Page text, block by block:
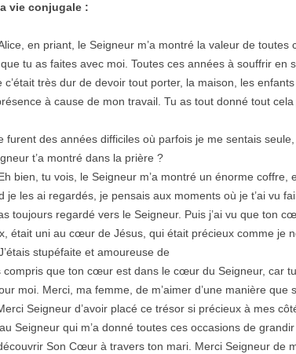
vie conjugale :
en priant, le Seigneur m’a montré la valeur de toutes
tu as faites avec moi. Toutes ces années à souffrir en
c’était très dur de devoir tout porter, la maison, les
à cause de mon travail. Tu as tout donné tout
furent des années difficiles où parfois je me sentais
t’a montré dans la prière ?
bien, tu vois, le Seigneur m’a montré un énorme coffre,
je les ai regardés, je pensais aux moments où je t’ai vu
toujours regardé vers le Seigneur. Puis j’ai vu que ton
était uni au cœur de Jésus, qui était précieux comme je
stupéfaite et amoureuse de
compris que ton cœur est dans le cœur du Seigneur, car
moi. Merci, ma femme, de m’aimer d’une manière que
Seigneur d’avoir placé ce trésor si précieux à mes
Seigneur qui m’a donné toutes ces occasions de
Son Cœur à travers ton mari. Merci Seigneur de